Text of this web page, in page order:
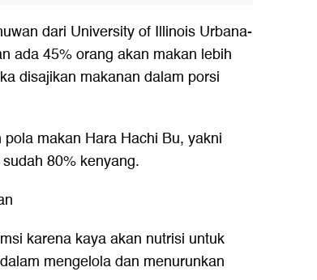
dari University of Illinois Urbana-
ada 45% orang akan makan lebih
disajikan makanan dalam porsi
makan Hara Hachi Bu, yakni
80% kenyang.
karena kaya akan nutrisi untuk
mengelola dan menurunkan